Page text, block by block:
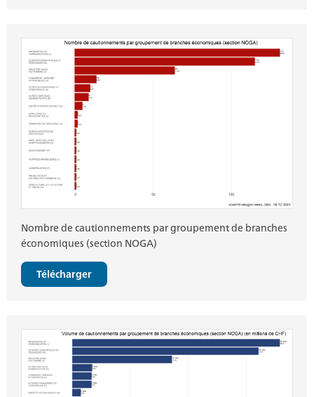
Nombre de cautionnements par groupement de branches
économiques (section NOGA)
Télécharger